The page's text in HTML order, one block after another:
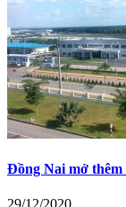
Đồng Nai mở thêm